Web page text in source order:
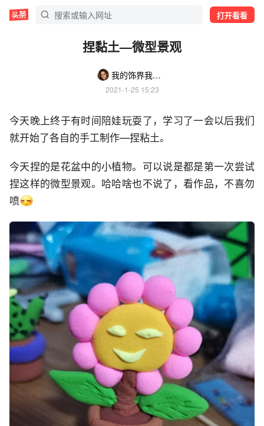
打开看看
捏黏土—微型景观
我的饰界我做主112358
2021-1-25 15:23
今天晚上终于有时间陪娃玩耍了，学习了一会以后我们
就开始了各自的手工制作—捏粘土。
今天捏的是花盆中的小植物。可以说是都是第一次尝试
捏这样的微型景观。哈哈啥也不说了，看作品，不喜勿
喷